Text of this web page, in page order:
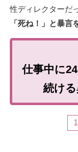
性ディレクターだ
「死ね！」と暴言
仕事中に
続け
1